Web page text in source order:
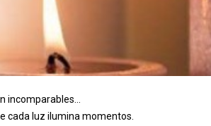
cada luz ilumina momentos.